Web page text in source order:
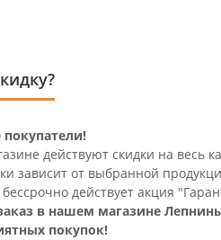
действуют скидки на весь
зависит от выбранной
действует акция
в нашем магазине
покупок!